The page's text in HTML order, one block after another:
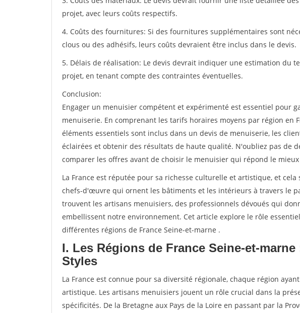
projet, avec leurs coûts respectifs.
4. Coûts des fournitures: Si des fournitures supplémentaires sont
clous ou des adhésifs, leurs coûts devraient être inclus dans le devis.
5. Délais de réalisation: Le devis devrait indiquer une estimation du
projet, en tenant compte des contraintes éventuelles.
Conclusion:
Engager un menuisier compétent et expérimenté est essentiel pour
menuiserie. En comprenant les tarifs horaires moyens par région en
éléments essentiels sont inclus dans un devis de menuiserie, les
éclairées et obtenir des résultats de haute qualité. N'oubliez pas de
comparer les offres avant de choisir le menuisier qui répond le mieux
La France est réputée pour sa richesse culturelle et artistique, et
chefs-d'œuvre qui ornent les bâtiments et les intérieurs à travers le
trouvent les artisans menuisiers, des professionnels dévoués qui
embellissent notre environnement. Cet article explore le rôle
différentes régions de France Seine-et-marne .
I. Les Régions de France Seine-et-
Styles
La France est connue pour sa diversité régionale, chaque région
artistique. Les artisans menuisiers jouent un rôle crucial dans la
spécificités. De la Bretagne aux Pays de la Loire en passant par la